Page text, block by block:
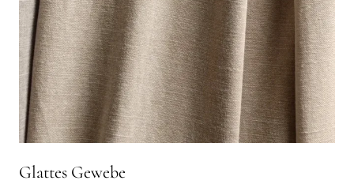
Glattes Gewebe